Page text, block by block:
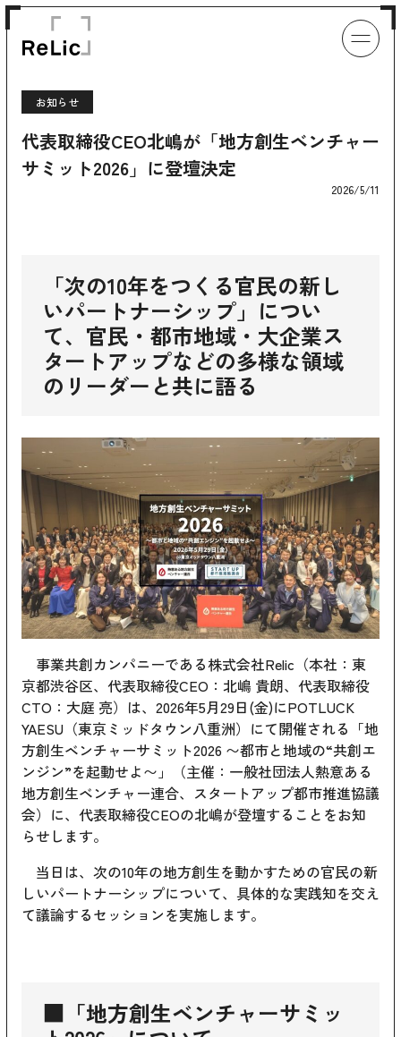
お知らせ
代表取締役CEO北嶋が「地方創生ベンチャー
サミット2026」に登壇決定
2026/5/11
「次の10年をつくる官民の新し
いパートナーシップ」につい
て、官民・都市地域・大企業ス
タートアップなどの多様な領域
のリーダーと共に語る
事業共創カンパニーである株式会社Relic（本社：東
京都渋谷区、代表取締役CEO：北嶋 貴朗、代表取締役
CTO：大庭 亮）は、2026年5月29日(金)にPOTLUCK
YAESU（東京ミッドタウン八重洲）にて開催される「地
方創生ベンチャーサミット2026 〜都市と地域の“共創エ
ンジン”を起動せよ〜」（主催：一般社団法人熱意ある
地方創生ベンチャー連合、スタートアップ都市推進協議
会）に、代表取締役CEOの北嶋が登壇することをお知
らせします。
当日は、次の10年の地方創生を動かすための官民の新
しいパートナーシップについて、具体的な実践知を交え
て議論するセッションを実施します。
■「地方創生ベンチャーサミッ